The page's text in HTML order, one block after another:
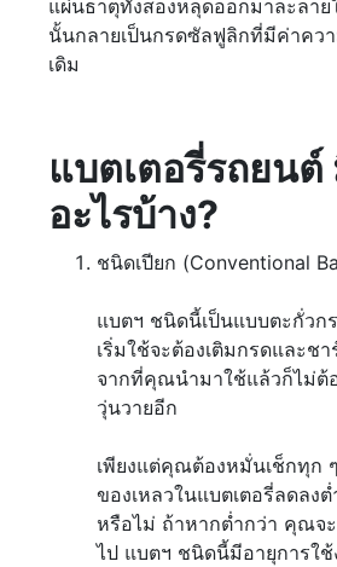
แผ่นธาตุทั้งสองหลุดออกมาละลา
นั้นกลายเป็นกรดซัลฟูลิกที่มีค่าควา
เดิม
แบตเตอรี่รถยน
อะไรบ้าง?
ชนิดเปียก (Conventional
แบตฯ ชนิดนี้เป็นแบบตะกั่วก
เริ่มใช้จะต้องเติมกรดและช
จากที่คุณนำมาใช้แล้วก็ไม่ต้
วุ่นวายอีก
เพียงแต่คุณต้องหมั่นเช็กทุก
ของเหลวในแบตเตอรี่ลดลง
หรือไม่ ถ้าหากต่ำกว่า คุณจ
ไป แบตฯ ชนิดนี้มีอายุการใ